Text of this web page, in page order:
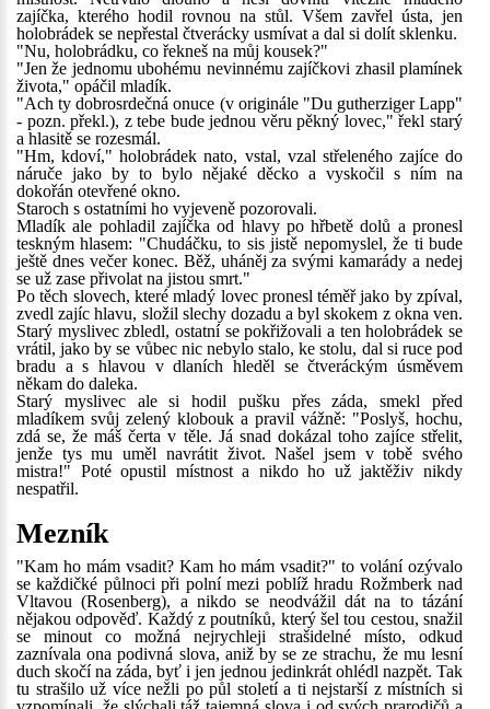
zajíčka, kterého hodil rovnou na stůl. Všem zavřel ústa, jen
holobrádek se nepřestal čtverácky usmívat a dal si dolít sklenku.
"Nu, holobrádku, co řekneš na můj kousek?"
"Jen že jednomu ubohému nevinnému zajíčkovi zhasil plamínek
života," opáčil mladík.
"Ach ty dobrosrdečná onuce (v originále "Du gutherziger Lapp"
- pozn. překl.), z tebe bude jednou věru pěkný lovec," řekl starý
a hlasitě se rozesmál.
"Hm, kdoví," holobrádek nato, vstal, vzal střeleného zajíce do
náruče jako by to bylo nějaké děcko a vyskočil s ním na
dokořán otevřené okno.
Staroch s ostatními ho vyjeveně pozorovali.
Mladík ale pohladil zajíčka od hlavy po hřbetě dolů a pronesl
teskným hlasem: "Chudáčku, to sis jistě nepomyslel, že ti bude
ještě dnes večer konec. Běž, uháněj za svými kamarády a nedej
se už zase přivolat na jistou smrt."
Po těch slovech, které mladý lovec pronesl téměř jako by zpíval,
zvedl zajíc hlavu, složil slechy dozadu a byl skokem z okna ven.
Starý myslivec zbledl, ostatní se pokřižovali a ten holobrádek se
vrátil, jako by se vůbec nic nebylo stalo, ke stolu, dal si ruce pod
bradu a s hlavou v dlaních hleděl se čtveráckým úsměvem
někam do daleka.
Starý myslivec ale si hodil pušku přes záda, smekl před
mladíkem svůj zelený klobouk a pravil vážně: "Poslyš, hochu,
zdá se, že máš čerta v těle. Já snad dokázal toho zajíce střelit,
jenže tys mu uměl navrátit život. Našel jsem v tobě svého
mistra!" Poté opustil místnost a nikdo ho už jaktěživ nikdy
nespatřil.
Mezník
"Kam ho mám vsadit? Kam ho mám vsadit?" to volání ozývalo
se každičké půlnoci při polní mezi poblíž hradu Rožmberk nad
Vltavou (Rosenberg), a nikdo se neodvážil dát na to tázání
nějakou odpověď. Každý z poutníků, který šel tou cestou, snažil
se minout co možná nejrychleji strašidelné místo, odkud
zaznívala ona podivná slova, aniž by se ze strachu, že mu lesní
duch skočí na záda, byť i jen jednou jedinkrát ohlédl nazpět. Tak
tu strašilo už více nežli po půl století a ti nejstarší z místních si